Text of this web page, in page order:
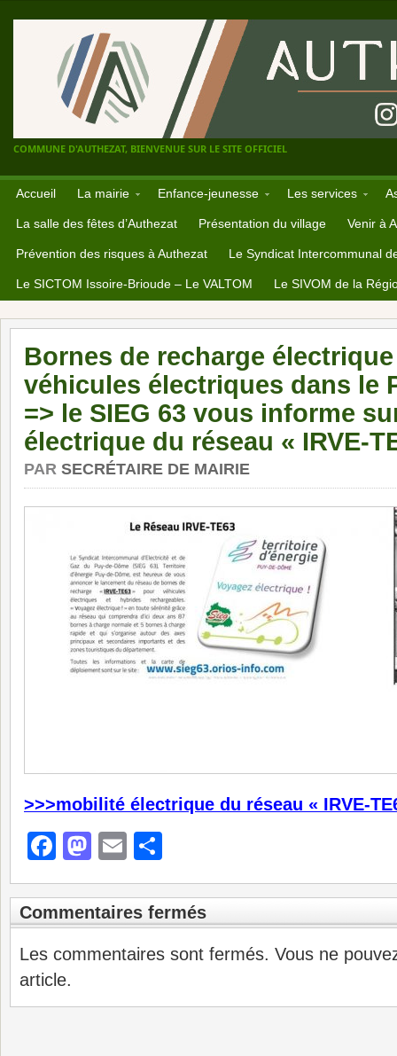
COMMUNE D'AUTHEZAT, BIENVENUE SUR LE SITE OFFICIEL
Accueil La mairie Enfance-jeunesse Les services
La salle des fêtes d’Authezat Présentation du village Venir à
Prévention des risques à Authezat Le Syndicat Intercommunal
Le SICTOM Issoire-Brioude – Le VALTOM Le SIVOM de la
Bornes de recharge
véhicules électriques dans le
=> le SIEG 63 vous informe
électrique du réseau « IRVE-
PAR SECRÉTAIRE DE MAIRIE
>>>mobilité électrique du réseau « IRVE-
Facebook
Mastodon
Email
Commentaires fermés
Les commentaires sont fermés. Vous ne
article.